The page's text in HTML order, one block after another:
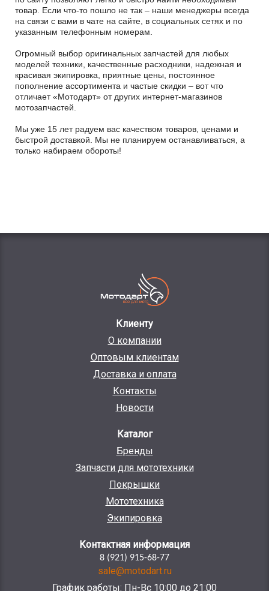
товар. Если что-то пошло не так – наши менеджеры всегда
на связи с вами в чате на сайте, в социальных сетях и по
указанным телефонным номерам.
Огромный выбор оригинальных запчастей для любых
моделей техники, качественные расходники, надежная и
красивая экипировка, приятные цены, постоянное
пополнение ассортимента и частые скидки – вот что
отличает «Мотодарт» от других интернет-магазинов
мотозапчастей.
Мы уже 15 лет радуем вас качеством товаров, ценами и
быстрой доставкой. Мы не планируем останавливаться, а
только набираем обороты!
Клиенту
О компании
Оптовым клиентам
Доставка и оплата
Контакты
Новости
Каталог
Бренды
Запчасти для мототехники
Покрышки
Мототехника
Экипировка
Контактная информация
8 (921) 915-68-77
sale@motodart.ru
График работы: Пн-Вс 10:00 до 21:00